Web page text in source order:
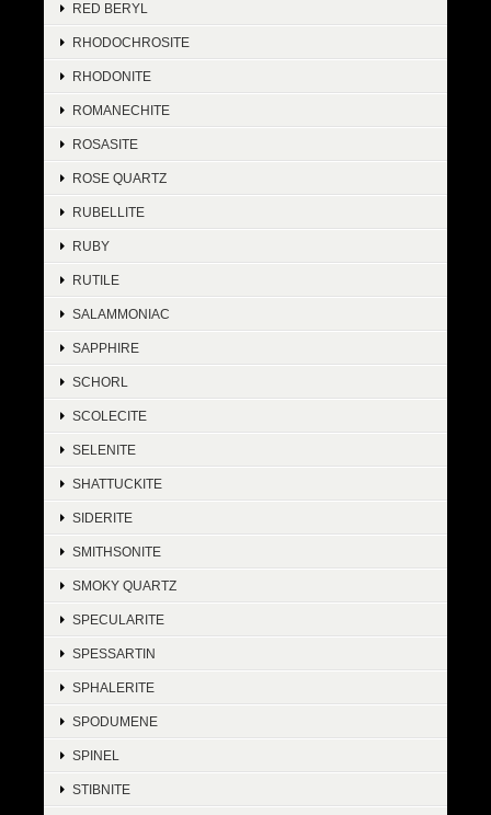
RED BERYL
RHODOCHROSITE
RHODONITE
ROMANECHITE
ROSASITE
ROSE QUARTZ
RUBELLITE
RUBY
RUTILE
SALAMMONIAC
SAPPHIRE
SCHORL
SCOLECITE
SELENITE
SHATTUCKITE
SIDERITE
SMITHSONITE
SMOKY QUARTZ
SPECULARITE
SPESSARTIN
SPHALERITE
SPODUMENE
SPINEL
STIBNITE